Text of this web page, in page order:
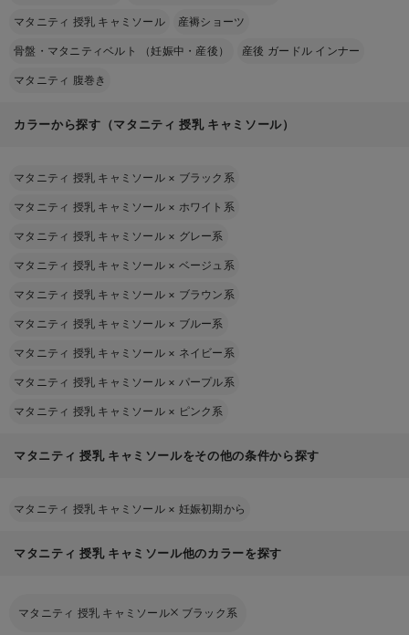
マタニティ 授乳 キャミソール 産褥ショーツ
骨盤・マタニティベルト （妊娠中・産後） 産後 ガードル インナー
マタニティ 腹巻き
カラーから探す（マタニティ 授乳 キャミソール）
マタニティ 授乳 キャミソール × ブラック系
マタニティ 授乳 キャミソール × ホワイト系
マタニティ 授乳 キャミソール × グレー系
マタニティ 授乳 キャミソール × ベージュ系
マタニティ 授乳 キャミソール × ブラウン系
マタニティ 授乳 キャミソール × ブルー系
マタニティ 授乳 キャミソール × ネイビー系
マタニティ 授乳 キャミソール × パープル系
マタニティ 授乳 キャミソール × ピンク系
マタニティ 授乳 キャミソールをその他の条件から探す
マタニティ 授乳 キャミソール × 妊娠初期から
マタニティ 授乳 キャミソール他のカラーを探す
マタニティ 授乳 キャミソール ブラック系